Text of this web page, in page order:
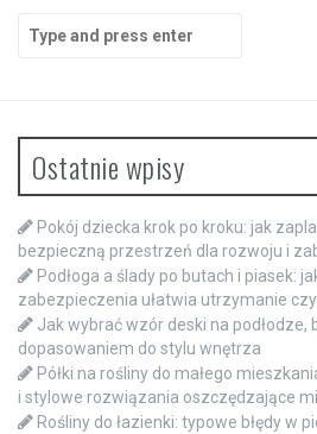
Search
for:
Ostatnie wpisy
Pokój dziecka krok po kroku: jak
bezpieczną przestrzeń dla rozwoju i
Podłoga a ślady po butach i piasek:
zabezpieczenia ułatwia utrzymanie
Jak wybrać wzór deski na podłodze,
dopasowaniem do stylu wnętrza
Półki na rośliny do małego
i stylowe rozwiązania oszczędzające
Rośliny do łazienki: typowe błędy w